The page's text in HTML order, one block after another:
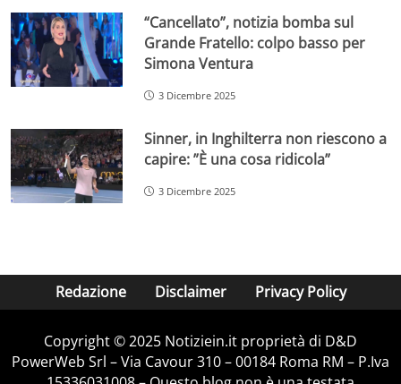
“Cancellato”, notizia bomba sul
Grande Fratello: colpo basso per
Simona Ventura
3 Dicembre 2025
Sinner, in Inghilterra non riescono a
capire: ”È una cosa ridicola”
3 Dicembre 2025
Redazione Disclaimer Privacy Policy
Copyright © 2025 Notiziein.it proprietà di D&D
PowerWeb Srl – Via Cavour 310 – 00184 Roma RM – P.Iva